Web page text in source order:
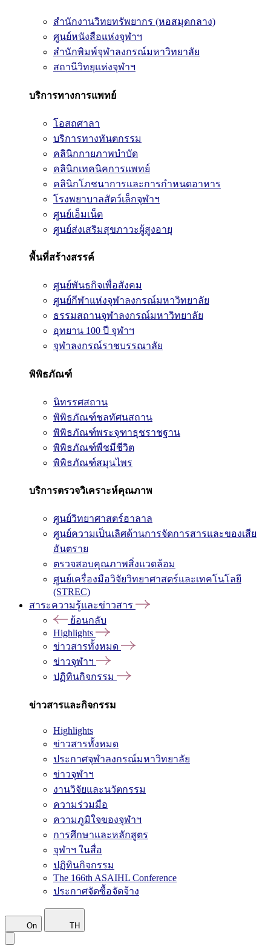
สำนักงานวิทยทรัพยากร (หอสมุดกลาง)
ศูนย์หนังสือแห่งจุฬาฯ
สำนักพิมพ์จุฬาลงกรณ์มหาวิทยาลัย
สถานีวิทยุแห่งจุฬาฯ
บริการทางการแพทย์
โอสถศาลา
บริการทางทันตกรรม
คลินิกกายภาพบำบัด
คลินิกเทคนิคการแพทย์
คลินิกโภชนาการและการกำหนดอาหาร
โรงพยาบาลสัตว์เล็กจุฬาฯ
ศูนย์เอ็มเน็ต
ศูนย์ส่งเสริมสุขภาวะผู้สูงอายุ
พื้นที่สร้างสรรค์
ศูนย์พันธกิจเพื่อสังคม
ศูนย์กีฬาแห่งจุฬาลงกรณ์มหาวิทยาลัย
ธรรมสถานจุฬาลงกรณ์มหาวิทยาลัย
อุทยาน 100 ปี จุฬาฯ
จุฬาลงกรณ์ราชบรรณาลัย
พิพิธภัณฑ์
นิทรรศสถาน
พิพิธภัณฑ์ชลทัศนสถาน
พิพิธภัณฑ์พระจุฑาธุชราชฐาน
พิพิธภัณฑ์พืชมีชีวิต
พิพิธภัณฑ์สมุนไพร
บริการตรวจวิเคราะห์คุณภาพ
ศูนย์วิทยาศาสตร์ฮาลาล
ศูนย์ความเป็นเลิศด้านการจัดการสารและของเสีย
อันตราย
ตรวจสอบคุณภาพสิ่งแวดล้อม
ศูนย์เครื่องมือวิจัยวิทยาศาสตร์และเทคโนโลยี
(STREC)
สาระความรู้และข่าวสาร
ย้อนกลับ
Highlights
ข่าวสารทั้งหมด
ข่าวจุฬาฯ
ปฏิทินกิจกรรม
ข่าวสารและกิจกรรม
Highlights
ข่าวสารทั้งหมด
ประกาศจุฬาลงกรณ์มหาวิทยาลัย
ข่าวจุฬาฯ
งานวิจัยและนวัตกรรม
ความร่วมมือ
ความภูมิใจของจุฬาฯ
การศึกษาและหลักสูตร
จุฬาฯ ในสื่อ
ปฏิทินกิจกรรม
The 166th ASAIHL Conference
ประกาศจัดซื้อจัดจ้าง
On TH